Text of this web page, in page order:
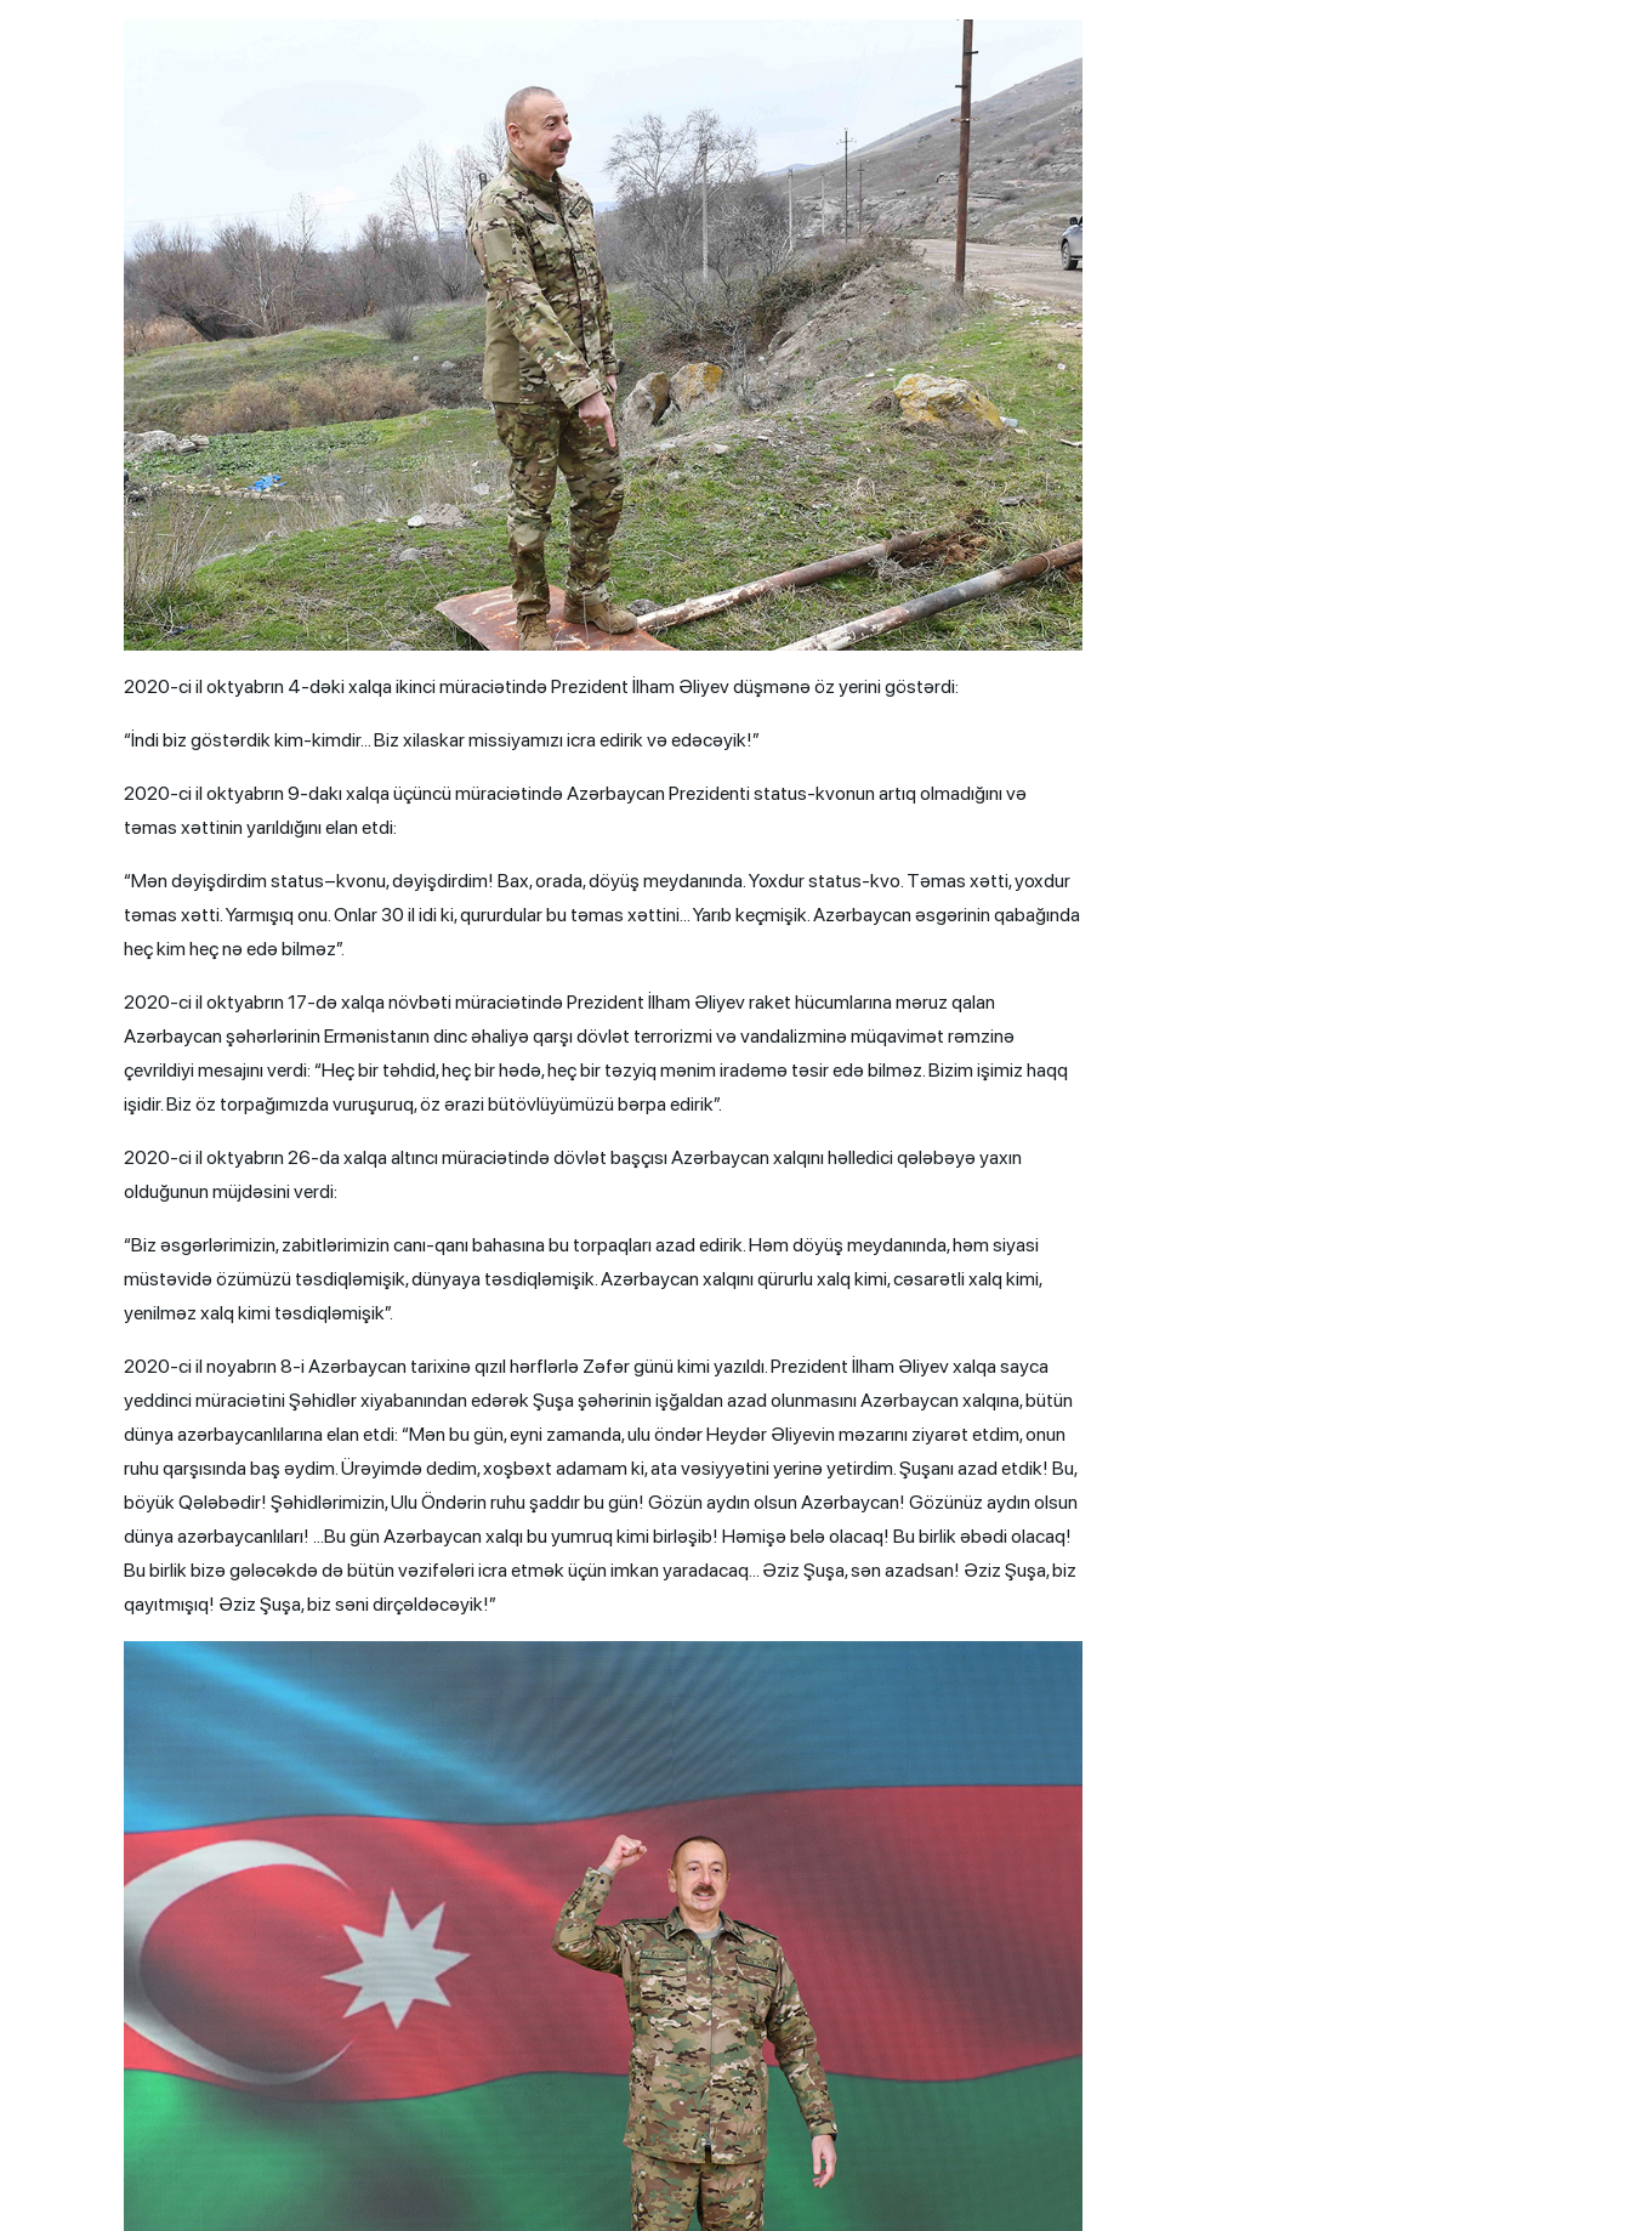
2020-ci il oktyabrın 4-dəki xalqa ikinci müraciətində Prezident İlham Əliyev düşmənə öz yerini göstərdi:
“İndi biz göstərdik kim-kimdir… Biz xilaskar missiyamızı icra edirik və edəcəyik!”
2020-ci il oktyabrın 9-dakı xalqa üçüncü müraciətində Azərbaycan Prezidenti status-kvonun artıq olmadığını və
təmas xəttinin yarıldığını elan etdi:
“Mən dəyişdirdim status–kvonu, dəyişdirdim! Bax, orada, döyüş meydanında. Yoxdur status-kvo. Təmas xətti, yoxdur
təmas xətti. Yarmışıq onu. Onlar 30 il idi ki, qururdular bu təmas xəttini… Yarıb keçmişik. Azərbaycan əsgərinin qabağında
heç kim heç nə edə bilməz”.
2020-ci il oktyabrın 17-də xalqa növbəti müraciətində Prezident İlham Əliyev raket hücumlarına məruz qalan
Azərbaycan şəhərlərinin Ermənistanın dinc əhaliyə qarşı dövlət terrorizmi və vandalizminə müqavimət rəmzinə
çevrildiyi mesajını verdi: “Heç bir təhdid, heç bir hədə, heç bir təzyiq mənim iradəmə təsir edə bilməz. Bizim işimiz haqq
işidir. Biz öz torpağımızda vuruşuruq, öz ərazi bütövlüyümüzü bərpa edirik”.
2020-ci il oktyabrın 26-da xalqa altıncı müraciətində dövlət başçısı Azərbaycan xalqını həlledici qələbəyə yaxın
olduğunun müjdəsini verdi:
“Biz əsgərlərimizin, zabitlərimizin canı-qanı bahasına bu torpaqları azad edirik. Həm döyüş meydanında, həm siyasi
müstəvidə özümüzü təsdiqləmişik, dünyaya təsdiqləmişik. Azərbaycan xalqını qürurlu xalq kimi, cəsarətli xalq kimi,
yenilməz xalq kimi təsdiqləmişik”.
2020-ci il noyabrın 8-i Azərbaycan tarixinə qızıl hərflərlə Zəfər günü kimi yazıldı. Prezident İlham Əliyev xalqa sayca
yeddinci müraciətini Şəhidlər xiyabanından edərək Şuşa şəhərinin işğaldan azad olunmasını Azərbaycan xalqına, bütün
dünya azərbaycanlılarına elan etdi: “Mən bu gün, eyni zamanda, ulu öndər Heydər Əliyevin məzarını ziyarət etdim, onun
ruhu qarşısında baş əydim. Ürəyimdə dedim, xoşbəxt adamam ki, ata vəsiyyətini yerinə yetirdim. Şuşanı azad etdik! Bu,
böyük Qələbədir! Şəhidlərimizin, Ulu Öndərin ruhu şaddır bu gün! Gözün aydın olsun Azərbaycan! Gözünüz aydın olsun
dünya azərbaycanlıları! …Bu gün Azərbaycan xalqı bu yumruq kimi birləşib! Həmişə belə olacaq! Bu birlik əbədi olacaq!
Bu birlik bizə gələcəkdə də bütün vəzifələri icra etmək üçün imkan yaradacaq… Əziz Şuşa, sən azadsan! Əziz Şuşa, biz
qayıtmışıq! Əziz Şuşa, biz səni dirçəldəcəyik!”